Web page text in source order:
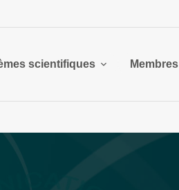
scientifiques Membres